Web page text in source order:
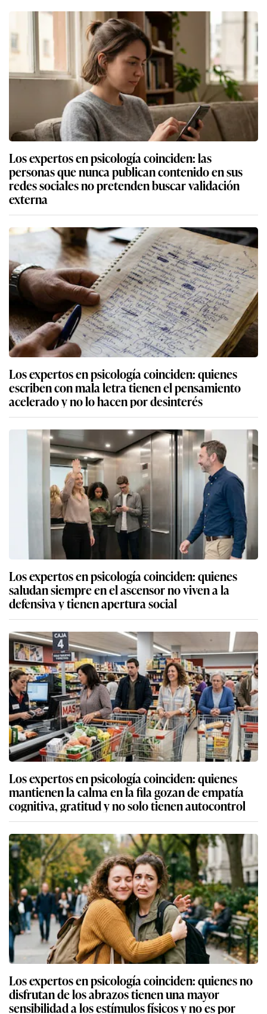
Los expertos en psicología coinciden: las
personas que nunca publican contenido en sus
redes sociales no pretenden buscar validación
externa
Los expertos en psicología coinciden: quienes
escriben con mala letra tienen el pensamiento
acelerado y no lo hacen por desinterés
Los expertos en psicología coinciden: quienes
saludan siempre en el ascensor no viven a la
defensiva y tienen apertura social
Los expertos en psicología coinciden: quienes
mantienen la calma en la fila gozan de empatía
cognitiva, gratitud y no solo tienen autocontrol
Los expertos en psicología coinciden: quienes no
disfrutan de los abrazos tienen una mayor
sensibilidad a los estímulos físicos y no es por